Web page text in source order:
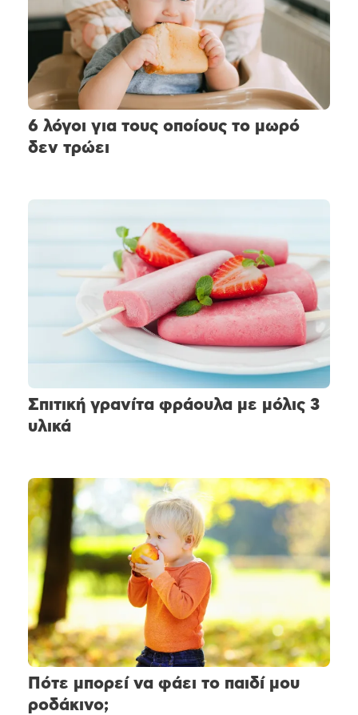
6 λόγοι για τους οποίους το μωρό
δεν τρώει
Σπιτική γρανίτα φράουλα με μόλις 3
υλικά
Πότε μπορεί να φάει το παιδί μου
ροδάκινο;